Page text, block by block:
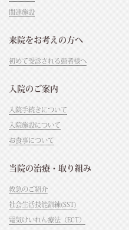
関連施設
来院をお考えの方へ
初めて受診される患者様へ
入院のご案内
入院手続きについて
入院施設について
お食事について
当院の治療・取り組み
救急のご紹介
社会生活技能訓練(SST)
電気けいれん療法（ECT）